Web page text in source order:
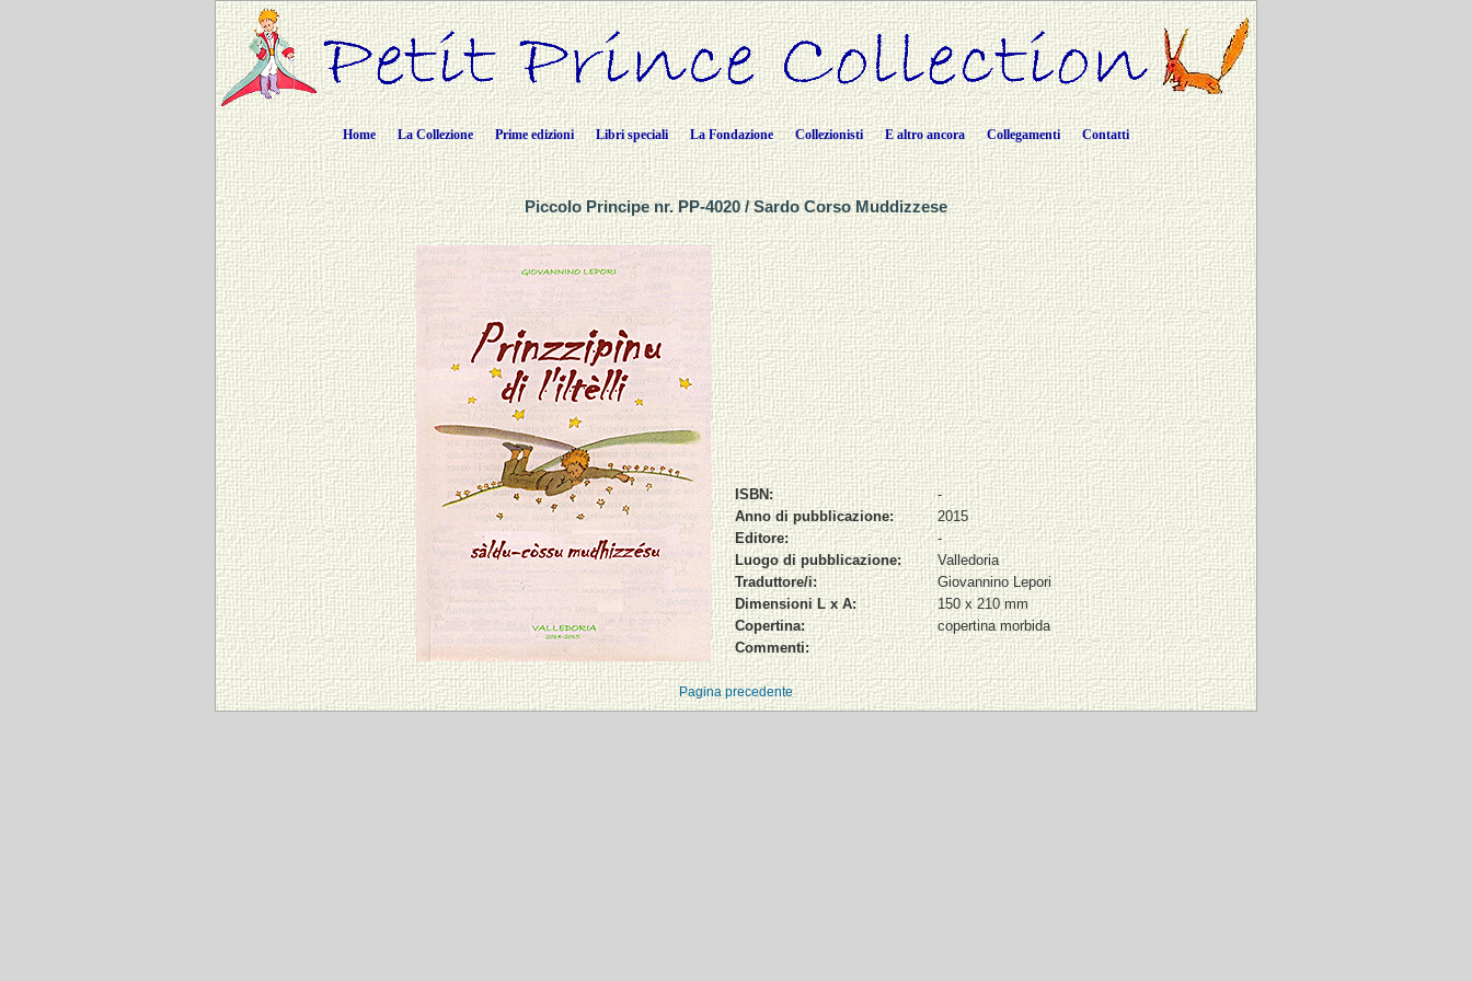
Home La Collezione Prime edizioni Libri speciali La Fondazione Collezionisti E altro ancora Collegamenti Contatti
Piccolo Principe nr. PP-4020 / Sardo Corso Muddizzese
ISBN:
-
Anno di pubblicazione:
2015
Editore:
-
Luogo di pubblicazione:
Valledoria
Traduttore/i:
Giovannino Lepori
Dimensioni L x A:
150 x 210 mm
Copertina:
copertina morbida
Commenti:
Pagina precedente